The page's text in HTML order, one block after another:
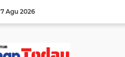
7 Agu 2026